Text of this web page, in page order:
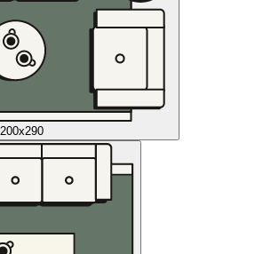
200x290